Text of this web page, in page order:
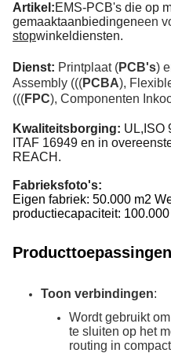
Artikel:EMS-PCB's die op
gemaaktaanbiedingeneen
stopwinkeldiensten.
Dienst: Printplaat (PCB's)
Assembly (((PCBA),
(((FPC), Componenten
Kwaliteitsborging: UL,ISO
ITAF 16949 en in
REACH.
Fabrieksfoto's:
Eigen fabriek: 50.000 m2
productiecapaciteit: 100.000
Producttoepassingen
Toon verbindingen:
Wordt gebruikt
te sluiten op het
routing in